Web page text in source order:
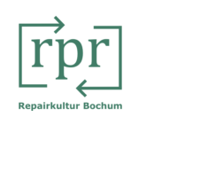
Inhalt
springen